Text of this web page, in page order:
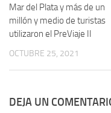
Mar del Plata y más de un
millón y medio de turistas
utilizaron el PreViaje II
OCTUBRE 25, 2021
DEJA UN